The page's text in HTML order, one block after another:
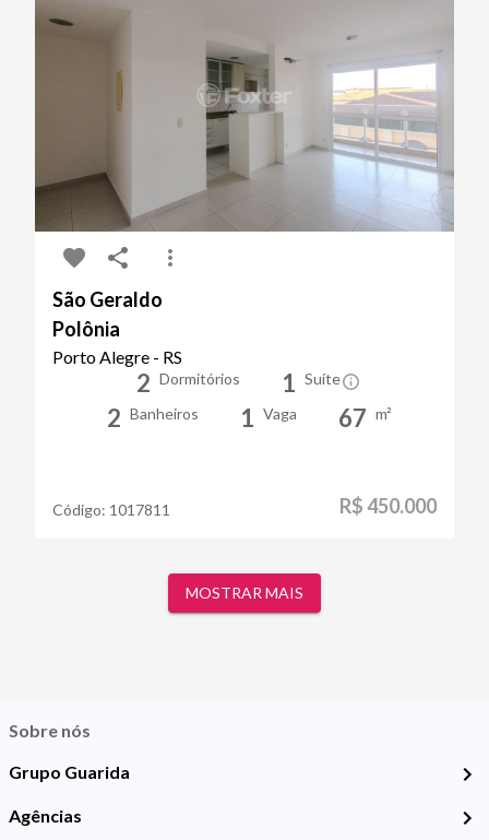
São Geraldo
Polônia
Porto Alegre - RS
2 Dormitórios 1 Suíte
2 Banheiros 1 Vaga 67 m²
Código: 1017811 R$ 450.000
MOSTRAR MAIS
Sobre nós
Grupo Guarida
Agências